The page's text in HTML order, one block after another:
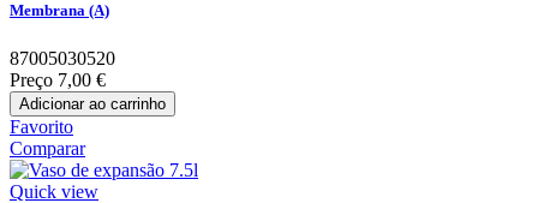
Membrana (A)
87005030520
Preço 7,00 €
Adicionar ao carrinho
Favorito
Comparar
Quick view